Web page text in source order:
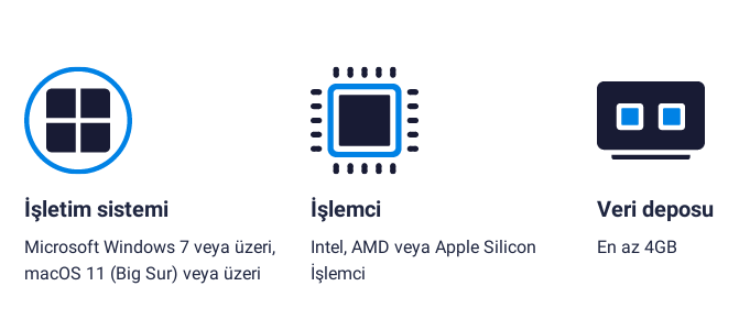
İşletim sistemi
Microsoft Windows 7 veya üzeri,
macOS 11 (Big Sur) veya üzeri
İşlemci
Intel, AMD veya Apple Silicon
İşlemci
Veri deposu
En az 4GB